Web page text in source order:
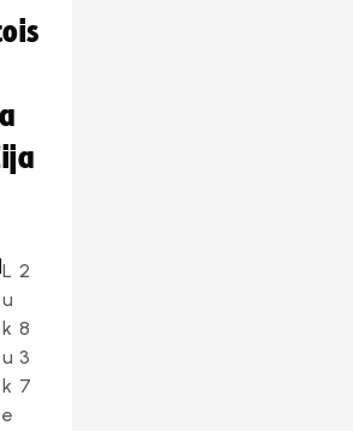
L
u
k
u
k
e
2
8
3
7